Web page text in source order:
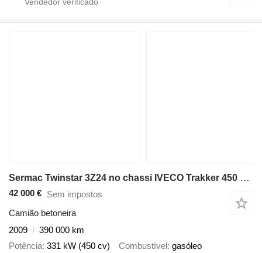
Sermac Twinstar 3Z24 no chassi IVECO Trakker 450 6x4 / Sermac Twinstar 3Z24 concrete mixer pump / Rem
42 000 € Sem impostos
Camião betoneira
2009
390 000 km
Potência 331 kW (450 cv) Combustível gasóleo